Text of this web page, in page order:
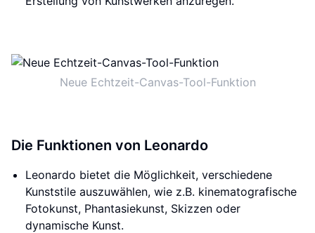
Neue Echtzeit-Canvas-Tool-Funktion
Die Funktionen von Leonardo
Leonardo bietet die Möglichkeit, verschiedene
Kunststile auszuwählen, wie z.B. kinematografische
Fotokunst, Phantasiekunst, Skizzen oder
dynamische Kunst.